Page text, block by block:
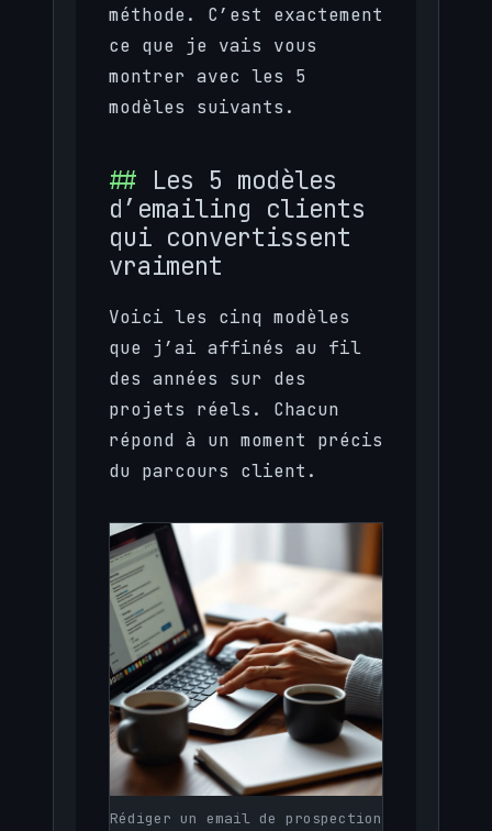
méthode. C’est exactement
ce que je vais vous
montrer avec les 5
modèles suivants.
Les 5 modèles
d’emailing clients
qui convertissent
vraiment
Voici les cinq modèles
que j’ai affinés au fil
des années sur des
projets réels. Chacun
répond à un moment précis
du parcours client.
Rédiger un email de prospection